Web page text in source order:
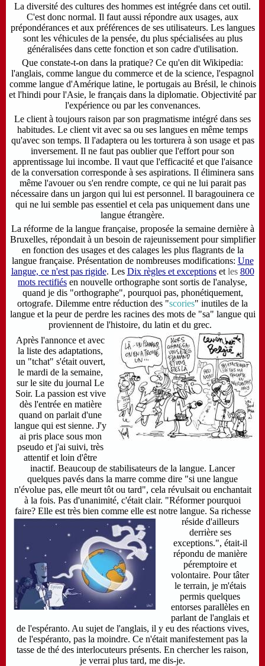
La diversité des cultures des hommes est intégrée dans cet outil.
C'est donc normal. Il faut aussi répondre aux usages, aux
prépondérances et aux préférences de ses utilisateurs. Les langues
sont les véhicules de la pensée, du plus spécialisées au plus
généralisées dans cette fonction et son cadre d'utilisation.
Que constate-t-on dans la pratique? Ce qu'en dit Wikipedia:
l'anglais, comme langue du commerce et de la science, l'espagnol
comme langue d'Amérique latine, le portugais au Brésil, le chinois
et l'hindi pour l'Asie, le français dans la diplomatie. Objectivité par
l'expérience ou par les convenances.
Le client à toujours raison par son pragmatisme intégré dans ses
habitudes. Le client vit avec sa ou ses langues en même temps
qu'avec son temps. Il l'adaptera ou les torturera à son usage et pas
inversement. Il ne faut pas oublier que l'effort pour son
apprentissage lui incombe. Il vaut que l'efficacité et que l'aisance
de la conversation corresponde à ses aspirations. Il éliminera sans
même l'avouer ou s'en rendre compte, ce qui ne lui parait pas
nécessaire dans un jargon qui lui est personnel. Il baragouinera ce
qui ne lui semble pas essentiel et cela pas uniquement dans une
langue étrangère.
La réforme de la langue française, proposée la semaine dernière à
Bruxelles, répondait à un besoin de rajeunissement pour simplifier
en fonction des usages et des calages les plus flagrants de la
langue française. Présentation de nombreuses modifications: Une
langue, ce n'est pas rigide. Les Dix règles et exceptions etles 800
mots rectifiés en nouvelle orthographe sont sortis de l'analyse,
quand je dis "orthographe", pourquoi pas, phonétiquement,
ortografe. Dilemme entre réduction des "scories" inutiles de la
langue et la peur de perdre les racines des mots de "sa" langue qui
proviennent de l'histoire, du latin et du grec.
Après l'annonce et avec
la liste des adaptations,
un "tchat" s'était ouvert,
le mardi de la semaine,
sur le site du journal Le
Soir. La passion est vive
dès l'entrée en matière
quand on parlait d'une
langue qui est sienne. J'y
ai pris place sous mon
pseudo et j'ai suivi, très
attentif et loin d'être
inactif. Beaucoup de stabilisateurs de la langue. Lancer
quelques pavés dans la marre comme dire "si une langue
n'évolue pas, elle meurt tôt ou tard", cela révulsait ou enchantait
à la fois. Pas d'unanimité, c'était clair. "Réformer pourquoi
faire? Elle est très bien comme elle est notre langue. Sa richesse
réside d'ailleurs
derrière ses
exceptions.", était-il
répondu de manière
péremptoire et
volontaire. Pour tâter
le terrain, je m'étais
permis quelques
entorses parallèles en
parlant de l'anglais et
de l'espéranto. Au sujet de l'anglais, il y eu des réactions vives,
de l'espéranto, pas la moindre. Ce n'était manifestement pas la
tasse de thé des interlocuteurs présents. En chercher les raison,
je verrai plus tard, me dis-je.